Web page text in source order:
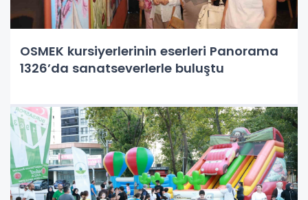
OSMEK kursiyerlerinin eserleri Panorama
1326’da sanatseverlerle buluştu